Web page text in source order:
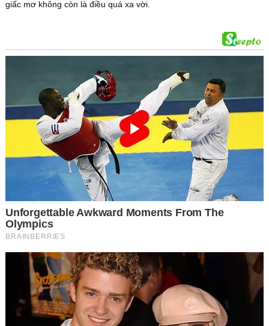
giấc mơ không còn là điều quá xa vời.